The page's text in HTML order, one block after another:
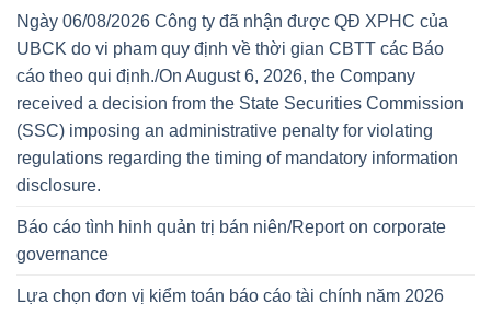
Ngày 06/08/2026 Công ty đã nhận được QĐ XPHC của
UBCK do vi pham quy định về thời gian CBTT các Báo
cáo theo qui định./On August 6, 2026, the Company
received a decision from the State Securities Commission
(SSC) imposing an administrative penalty for violating
regulations regarding the timing of mandatory information
disclosure.
Báo cáo tình hinh quản trị bán niên/Report on corporate
governance
Lựa chọn đơn vị kiểm toán báo cáo tài chính năm 2026